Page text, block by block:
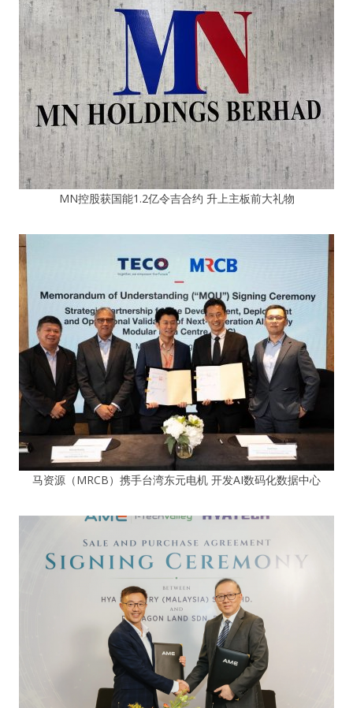
MN控股获国能1.2亿令吉合约 升上主板前大礼物
马资源（MRCB）携手台湾东元电机 开发AI数码化数据中心